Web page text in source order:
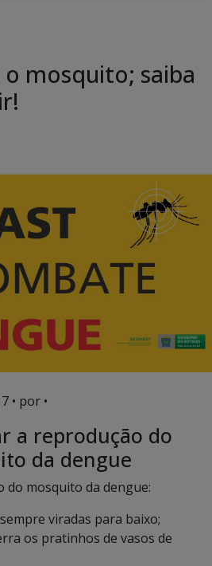
mosquito; saiba
• por •
a reprodução do
da dengue
do mosquito da dengue:
viradas para baixo;
os pratinhos de vasos de